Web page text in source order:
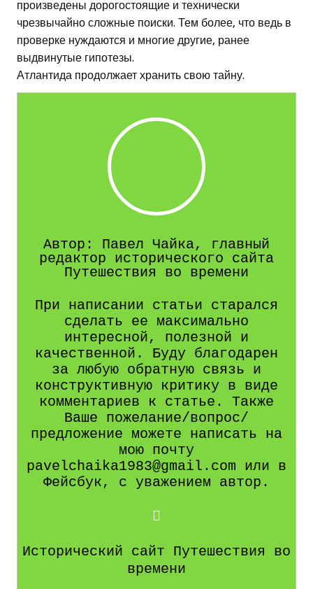
произведены дорогостоящие и технически
чрезвычайно сложные поиски. Тем более, что ведь в
проверке нуждаются и многие другие, ранее
выдвинутые гипотезы.
Атлантида продолжает хранить свою тайну.
Автор: Павел Чайка, главный
редактор исторического сайта
Путешествия во времени
При написании статьи старался
сделать ее максимально
интересной, полезной и
качественной. Буду благодарен
за любую обратную связь и
конструктивную критику в виде
комментариев к статье. Также
Ваше пожелание/вопрос/
предложение можете написать на
мою почту
pavelchaika1983@gmail.com или в
Фейсбук, с уважением автор.
Исторический сайт Путешествия во
времени